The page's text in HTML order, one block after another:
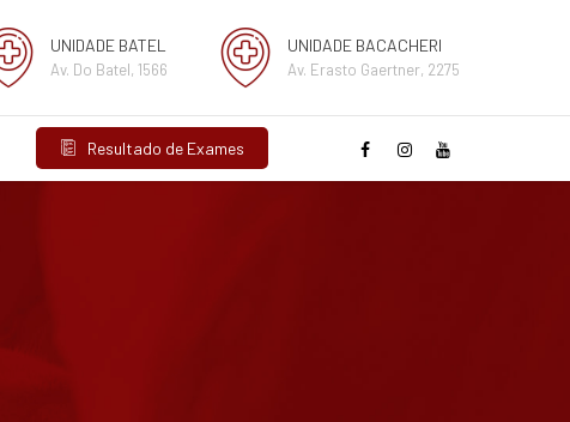
UNIDADE BATEL
Av. Do Batel, 1566
UNIDADE BACACHERI
Av. Erasto Gaertner, 2275
Resultado de Exames